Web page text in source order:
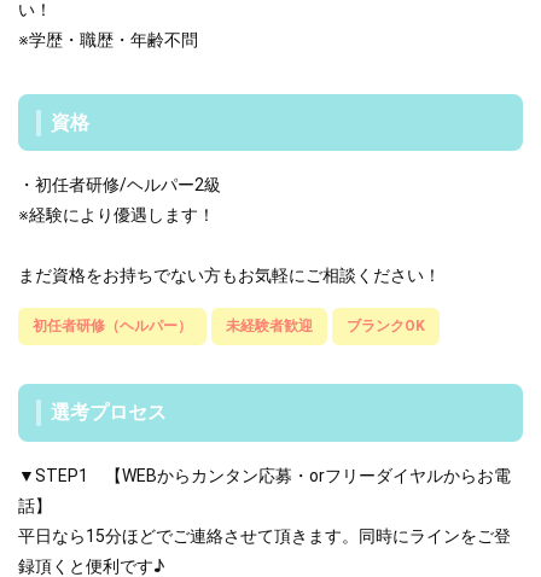
い！
※学歴・職歴・年齢不問
資格
・初任者研修/ヘルパー2級
※経験により優遇します！
まだ資格をお持ちでない方もお気軽にご相談ください！
初任者研修（ヘルパー） 未経験者歓迎 ブランクOK
選考プロセス
▼STEP1 【WEBからカンタン応募・orフリーダイヤルからお電
話】
平日なら15分ほどでご連絡させて頂きます。同時にラインをご登
録頂くと便利です♪